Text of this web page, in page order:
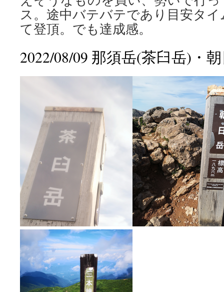
ス。途中バテバテであり目安タ
て登頂。でも達成感。
2022/08/09 那須岳(茶臼岳)・